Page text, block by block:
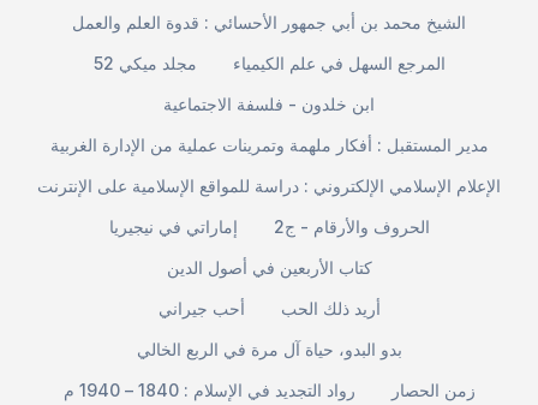
الشيخ محمد بن أبي جمهور الأحسائي : قدوة العلم والعمل
مجلد ميكي 52
المرجع السهل في علم الكيمياء
ابن خلدون - فلسفة الاجتماعية
مدير المستقبل : أفكار ملهمة وتمرينات عملية من الإدارة الغربية
الإعلام الإسلامي الإلكتروني : دراسة للمواقع الإسلامية على الإنترنت
إماراتي في نيجيريا
الحروف والأرقام - ج2
كتاب الأربعين في أصول الدين
أحب جيراني
أريد ذلك الحب
بدو البدو، حياة آل مرة في الربع الخالي
رواد التجديد في الإسلام : 1840 – 1940 م
زمن الحصار